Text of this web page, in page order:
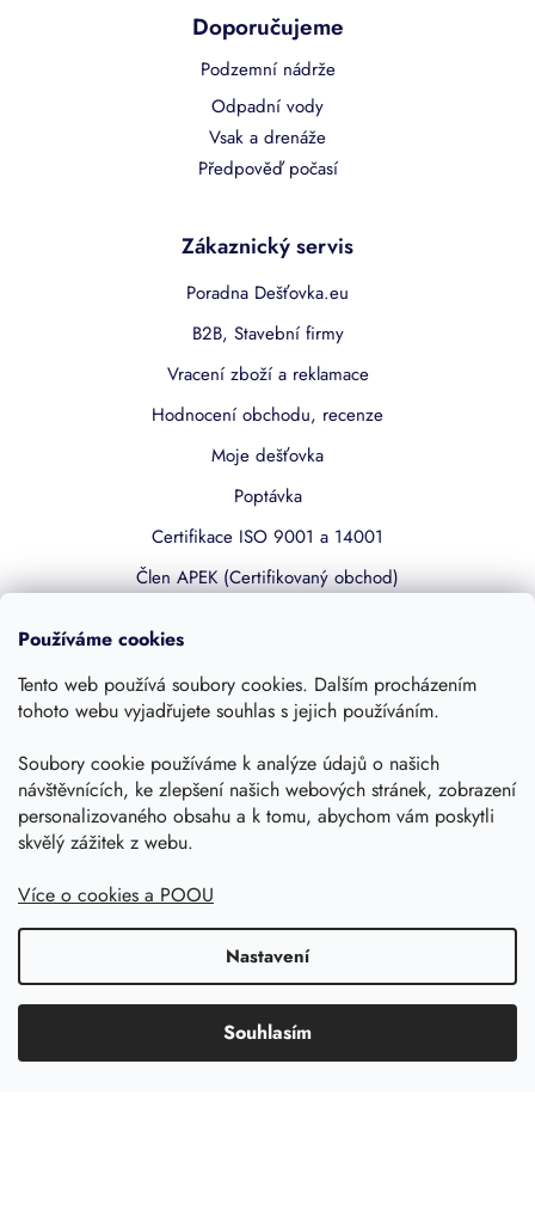
Používáme cookies
Tento web používá soubory cookies. Dalším procházením
tohoto webu vyjadřujete souhlas s jejich používáním.
Soubory cookie používáme k analýze údajů o našich
návštěvnících, ke zlepšení našich webových stránek, zobrazení
personalizovaného obsahu a k tomu, abychom vám poskytli
skvělý zážitek z webu.
Více o cookies a POOU
Nastavení
Souhlasím
Doporučujeme
Podzemní nádrže
Odpadní vody
Vsak a drenáže
Předpověď počasí
Zákaznický servis
Poradna Dešťovka.eu
B2B, Stavební firmy
Vracení zboží a reklamace
Hodnocení obchodu, recenze
Moje dešťovka
Poptávka
Certifikace ISO 9001 a 14001
Člen APEK (Certifikovaný obchod)
Časté dotazy
Kariéra
Obchodní podmínky
Podmínky ochrany osobních údajů
Dotace 50% z NZÚ
Boost by Pipdrive
Kontakty
Sledujte nás